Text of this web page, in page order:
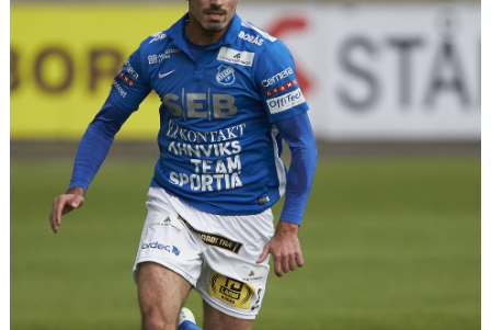
KALENDER
VÅRA LAG
MATCHER
NÄRA NORRBY
VÄRDEGRUND